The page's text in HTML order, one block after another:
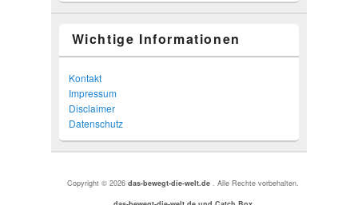
im
Wichtige Informationen
Kontakt
Impressum
Disclaimer
Datenschutz
Copyright © 2026 das-bewegt-die-welt.de . Alle Rechte vorbehalten.